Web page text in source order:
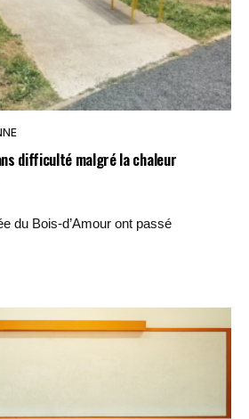
difficulté malgré la chaleur
du Bois-d’Amour ont passé